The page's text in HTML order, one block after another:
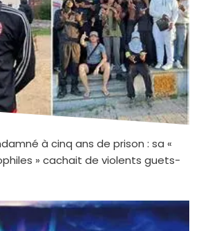
à cinq ans de prison : sa «
» cachait de violents guets-